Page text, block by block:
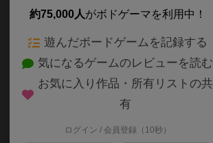
宇宙戦艦ヤマト
Space Cruiser Yamato
60～180分
約75,000人がボドゲーマを利用中！
遊んだボードゲームを記録する
気になるゲームのレビューを読む
お気に入り作品・所有リストの共
有
ログイン / 会員登録（10秒）